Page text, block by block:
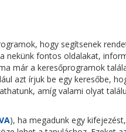
hogy segítsenek
nekünk fontos oldalakat,
már a keresőprogramok
azt írjuk be egy keresőbe,
amíg valami olyat
), ha megadunk egy